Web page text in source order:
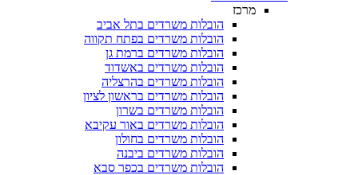
הובלות משרדים בתל אביב
הובלות משרדים בפתח תקווה
הובלות משרדים ברמת גן
הובלות משרדים באשדוד
הובלות משרדים בהרצליה
הובלות משרדים בראשון לציון
הובלות משרדים בשרון
הובלות משרדים באור עקיבא
הובלות משרדים בחולון
הובלות משרדים ביבנה
הובלות משרדים בכפר סבא